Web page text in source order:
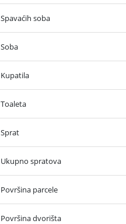
Spavaćih soba
Soba
Kupatila
Toaleta
Sprat
Ukupno spratova
Površina parcele
Površina dvorišta